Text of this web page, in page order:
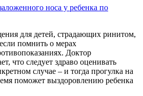
носа у ребенка по
для детей, страдающих ринитом,
помнить о мерах
Доктор
что следует здраво оценивать
случае – и тогда прогулка на
поможет выздоровлению ребенка